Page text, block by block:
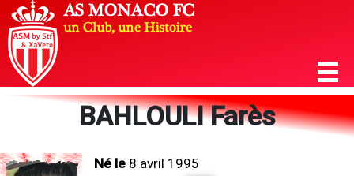
BAHLOULI Farès
Né le 8 avril 1995